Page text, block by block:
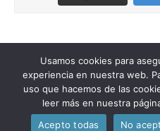
Copyright © 2026
The Magazine Premium
Usamos cookies para
experiencia en nuestra web.
uso que hacemos de las
leer más en nuestra
Acepto todas
No